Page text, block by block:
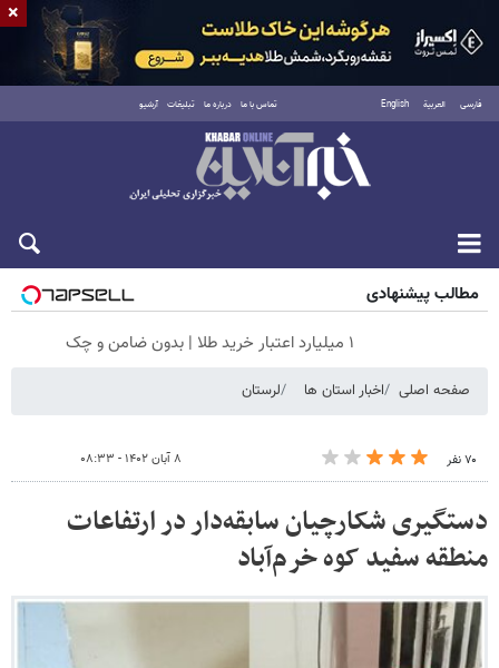
فارسی العربية English تماس با ما درباره ما تبلیغات آرشیو
جمعه ۱۶ مرداد ۱۴۰۵
مطالب پیشنهادی
۱ میلیارد اعتبار خرید طلا | بدون ضامن و چک
صفحه اصلی اخبار استان ها لرستان
۷۰ نفر ۸ آبان ۱۴۰۲ - ۰۸:۳۳
دستگیری شکارچیان سابقه‌دار در ارتفاعات
منطقه سفید کوه خرم‌آباد
×